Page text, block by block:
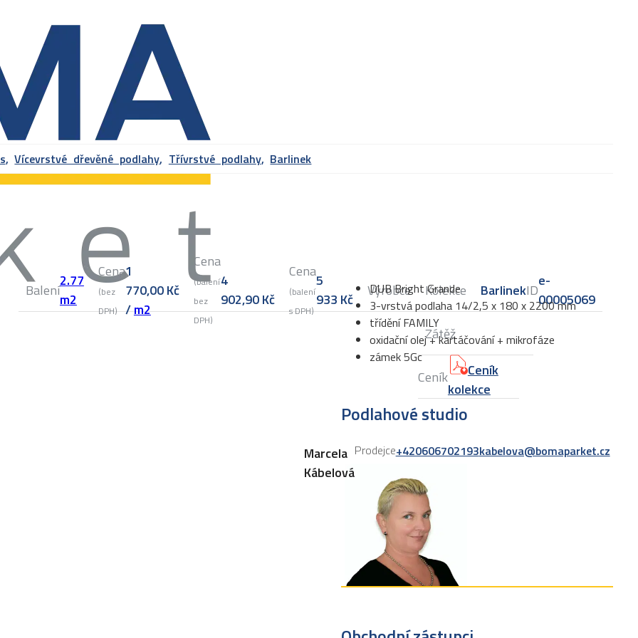
,Vícevrstvé dřevěné podlahy, Třívrstvé podlahy, Barlinek
Balení2.77
m2
Cena
(bez
DPH)
1
770,00Kč
/m2
Cena
(balení
bez
DPH)
4
902,90Kč
Cena
(balení
s DPH)
5
933 Kč Výrobce Kolekce Barlinek
Zátěž
Ceník
Ceník
kolekce
IDe-
00005069
DUB Bright Grande
3-vrstvá podlaha 14/2,5 x 180 x 2200 mm
třídění FAMILY
oxidační olej + kartáčování + mikrofáze
zámek 5Gc
Podlahové studio
Marcela
Kábelová
Prodejce+420606702193kabelova@bomaparket.cz